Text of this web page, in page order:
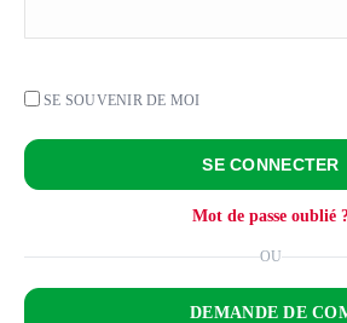
SE SOUVENIR DE MOI
SE CONNECTER
Mot de passe oublié
OU
DEMANDE DE